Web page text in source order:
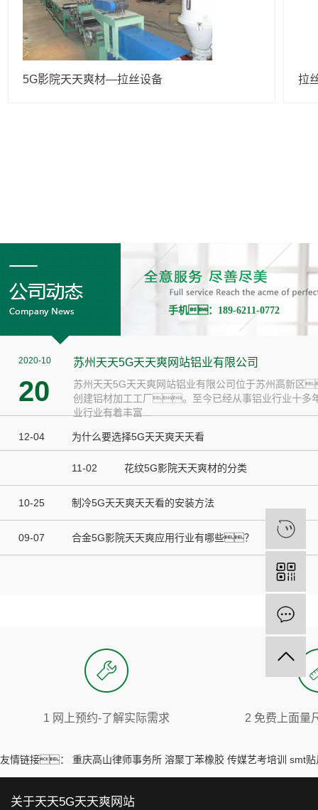
5G影院天天爽材—拉丝设备 拉
手机：189-6211-0772
2020-10
20
苏州天天5G天天爽网站铝业有限公司
苏州天天5G天天爽网站铝业有限公司位于苏州高新区
创建铝材加工工厂。至今已经从事铝业行业十
业行业有着丰富...
12-04 为什么要选择5G天天爽天天看
11-02 花纹5G影院天天爽材的分类
10-25 制冷5G天天爽天天看的安装方法
09-07 合金5G影院天天爽应用行业有哪些？
1 网上预约-了解实际需求 2 免费上面量
友情链接： 重庆高山律师事务所 溶聚丁苯橡胶 传媒艺考培训 smt
关于天天5G天天爽网站